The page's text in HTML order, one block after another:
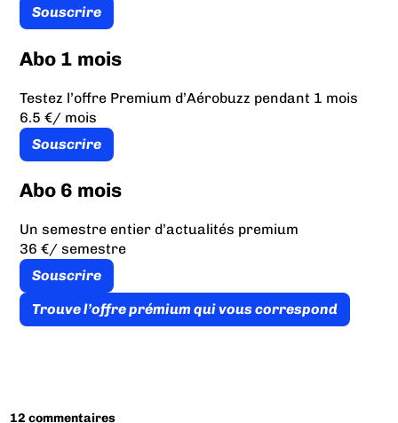
Souscrire
Abo 1 mois
Testez l’offre Premium d’Aérobuzz pendant 1 mois
6.5 €/ mois
Souscrire
Abo 6 mois
Un semestre entier d’actualités premium
36 €/ semestre
Souscrire
Trouve l’offre prémium qui vous correspond
12 commentaires